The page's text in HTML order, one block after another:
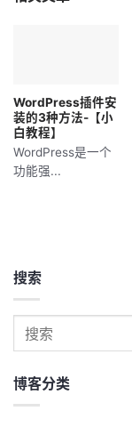
WordPress插件安
装的3种方法-【小
白教程】
WordPress是一个
功能强...
搜索
博客分类